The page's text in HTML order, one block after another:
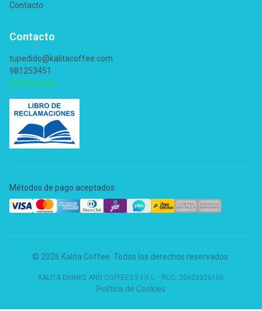
Contacto
Contacto
tupedido@kalitacoffee.com
981253451
WhatsApp
Métodos de pago aceptados
© 2026 Kalita Coffee. Todos los derechos reservados.
KALITA DRINKS AND COFFEES E.I.R.L. · RUC: 20603326106
Política de Cookies